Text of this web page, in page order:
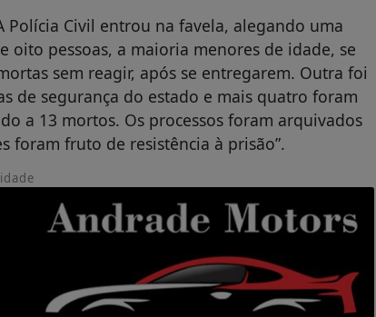
Civil entrou na favela, alegando uma
pessoas, a maioria menores de idade, se
sem reagir, após se entregarem. Outra foi
de segurança do estado e mais quatro foram
a 13 mortos. Os processos foram arquivados
foram fruto de resistência à prisão”.